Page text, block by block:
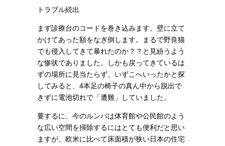
トラブル続出
まず診療台のコードを巻き込みます。壁に立て
かけてあった額をなぎ倒します。まるで野良猫
でも侵入してきて暴れたのか？？と見紛うよう
な惨状でありました。しかも戻ってきているは
ずの場所に見当たらず、いずこへいったかと探
してみると、4本足の椅子の真ん中から脱出で
きずに電池切れで「遭難」していました。
要するに、今のルンバは体育館や公民館のよう
な広い空間を掃除するにはとても便利だと思い
ますが、欧米に比べて床面積が狭い日本の住宅